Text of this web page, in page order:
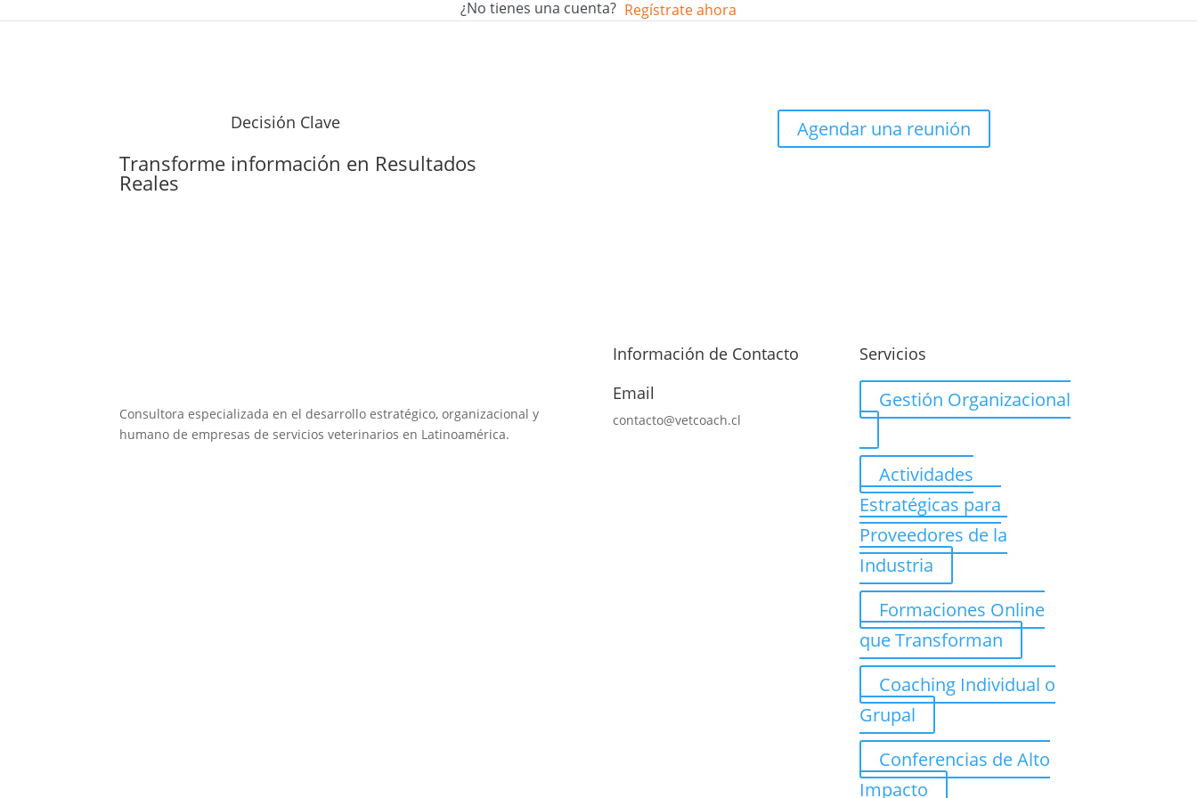
¿No tienes una cuenta? Regístrate ahora
Decisión Clave
Transforme información en Resultados
Reales
Agendar una reunión
Consultora especializada en el desarrollo estratégico, organizacional y
humano de empresas de servicios veterinarios en Latinoamérica.
Información de Contacto
Email
contacto@vetcoach.cl
Servicios
Gestión Organizacional
Actividades
Estratégicas para
Proveedores de la
Industria
Formaciones Online
que Transforman
Coaching Individual o
Grupal
Conferencias de Alto
Impacto